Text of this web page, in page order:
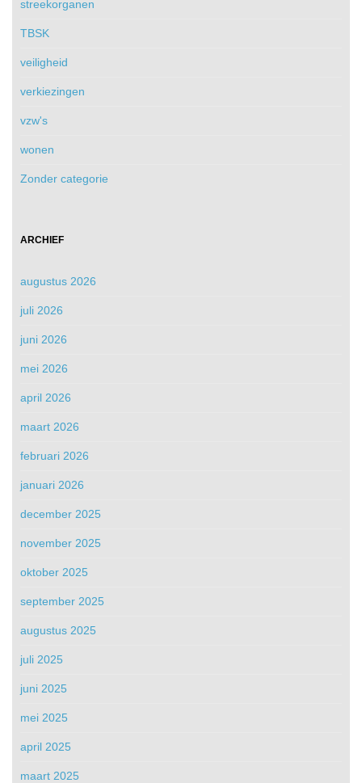
streekorganen
TBSK
veiligheid
verkiezingen
vzw's
wonen
Zonder categorie
ARCHIEF
augustus 2026
juli 2026
juni 2026
mei 2026
april 2026
maart 2026
februari 2026
januari 2026
december 2025
november 2025
oktober 2025
september 2025
augustus 2025
juli 2025
juni 2025
mei 2025
april 2025
maart 2025